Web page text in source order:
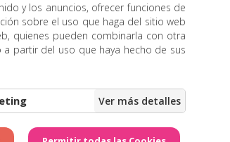
y los anuncios, ofrecer funciones de
sobre el uso que haga del sitio web
quienes pueden combinarla con otra
partir del uso que haya hecho de sus
Horarios de misa Noticias Contacto
Página realizada por Web Las Palmas